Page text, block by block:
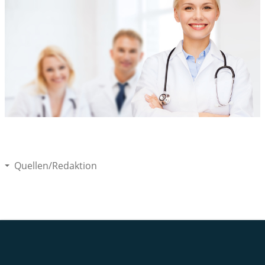
Quellen/Redaktion